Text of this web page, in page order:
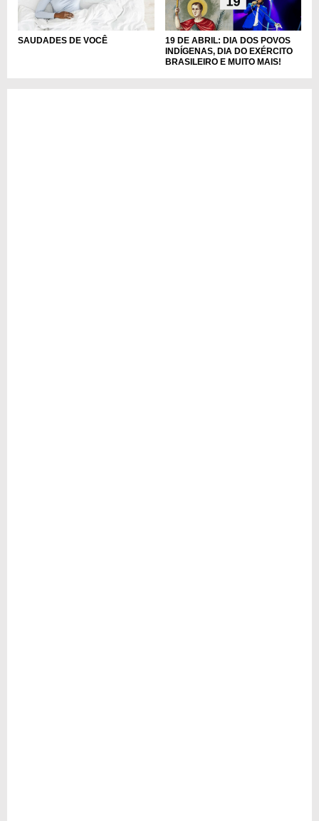
SAUDADES DE VOCÊ
19 DE ABRIL: DIA DOS POVOS
INDÍGENAS, DIA DO EXÉRCITO
BRASILEIRO E MUITO MAIS!